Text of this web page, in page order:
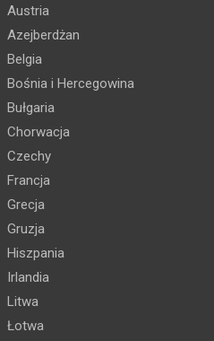
Austria
Azejberdżan
Belgia
Bośnia i Hercegowina
Bułgaria
Chorwacja
Czechy
Francja
Grecja
Gruzja
Hiszpania
Irlandia
Litwa
Łotwa